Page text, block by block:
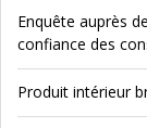
Enquête auprès
confiance des
Produit intérieur